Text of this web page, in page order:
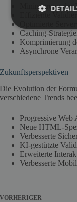
Minimierung der
Caching-
Komprimierung
Asynchrone
Zukunftsperspektiven
Die Evolution der
verschiedene Trends
Progressive Web
Neue HTML-
Verbesserte
KI-gestützte
Erweiterte
Verbesserte
VORHERIGER